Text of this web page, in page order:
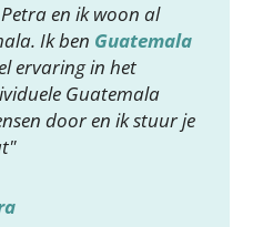
en ik woon al
Ik ben Guatemala
ervaring in het
Guatemala
door en ik stuur je